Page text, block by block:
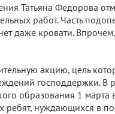
Татьяна Федорова
работ. Часть
даже кровати.
акцию, цель
господдержки. В
образования 1
ребят, нуждающихся в